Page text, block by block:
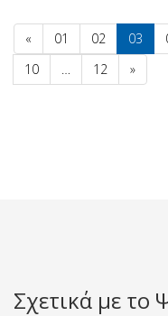
« 01 02 03
10
… 12 »
Σχετικά με το